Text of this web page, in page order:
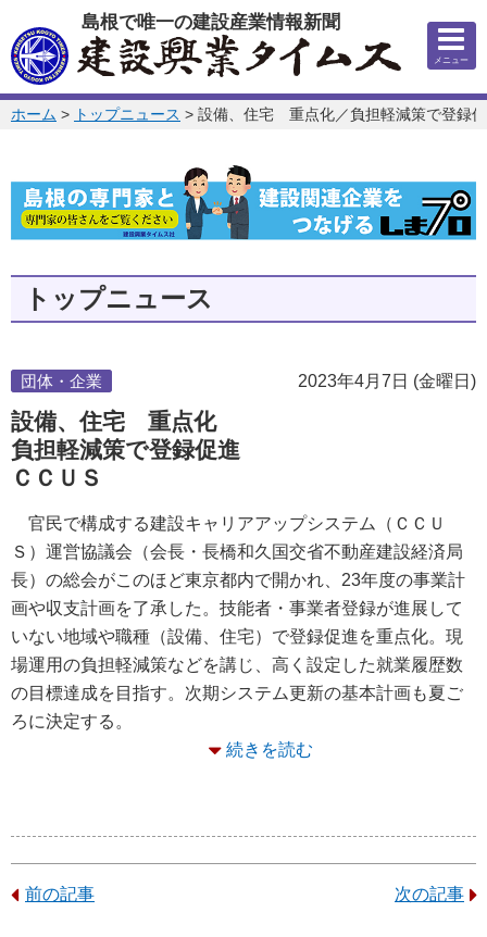
このページの本文へ
島根で唯一の建設産業情報新聞
メニュー
このページの位置:
ホーム > トップニュース > 設備、住宅 重点化／負担軽減策で登録
トップニュース
2023年4月7日 (金曜日)
団体・企業
設備、住宅 重点化
負担軽減策で登録促進
ＣＣＵＳ
官民で構成する建設キャリアアップシステム（ＣＣＵ
Ｓ）運営協議会（会長・長橋和久国交省不動産建設経済局
長）の総会がこのほど東京都内で開かれ、23年度の事業計
画や収支計画を了承した。技能者・事業者登録が進展して
いない地域や職種（設備、住宅）で登録促進を重点化。現
場運用の負担軽減策などを講じ、高く設定した就業履歴数
の目標達成を目指す。次期システム更新の基本計画も夏ご
ろに決定する。
続きを読む
前の記事 次の記事